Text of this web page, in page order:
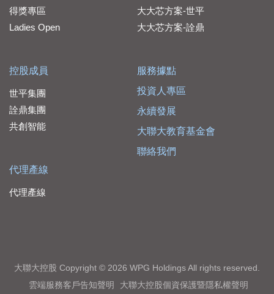
得獎專區
Ladies Open
控股成員
世平集團
詮鼎集團
共創智能
代理產線
代理產線
大大芯方案-世平
大大芯方案-詮鼎
服務據點
投資人專區
永續發展
大聯大教育基金會
聯絡我們
大聯大控股 Copyright © 2026 WPG Holdings All rights reserved.
雲端服務客戶告知聲明
大聯大控股個資保護暨隱私權聲明